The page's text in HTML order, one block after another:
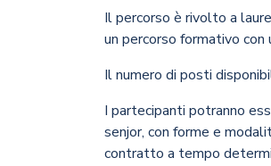
Il percorso è rivolto a
un percorso formativo
Il numero di posti
I partecipanti potranno
senjor, con forme e
contratto a tempo